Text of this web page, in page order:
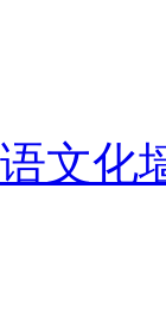
文化